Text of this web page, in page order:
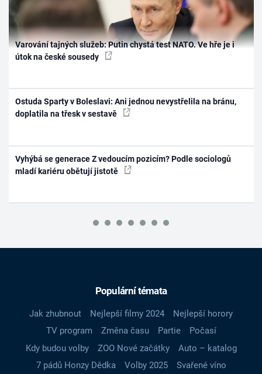
Varování tajných služeb: Putin chystá test NATO. Ve hře je i
útok na české sousedy
Ostuda Sparty v Boleslavi: Ani jednou nevystřelila na bránu,
doplatila na třesk v sestavě
Vyhýbá se generace Z vedoucím pozicím? Podle sociologů
mladí kariéru obětují jistotě
Populární témata
Jak zhubnout Nejlepší filmy 2024
Nejlepší horory
TV program
Změna času Partie
Počasí
Kdy budou volby
ZOO Nové začátky
Auto – katalog
7 pádů Honzy Dědka
Volby 2025
Svařené víno